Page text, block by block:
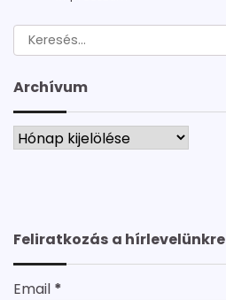
Keresés:
Archívum
Archívum
Feliratkozás a hírlevelünkre
Email *